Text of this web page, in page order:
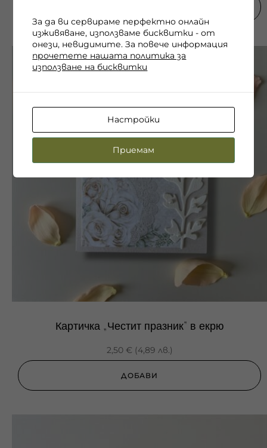
Картичка „Честит празник“ в екрю
2,50 € (4,89 лв.)
ДОБАВИ
За да ви сервираме перфектно онлайн
изживяване, използваме бисквитки - от
онези, невидимите. За повече информация
прочетете нашата политика за
използване на бисквитки
Настройки
Приемам